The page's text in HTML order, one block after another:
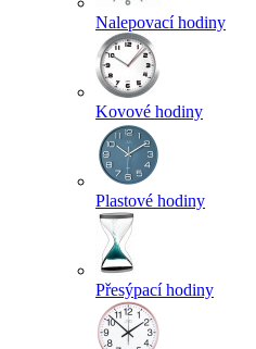
Nalepovací hodiny
Kovové hodiny
Plastové hodiny
Přesýpací hodiny